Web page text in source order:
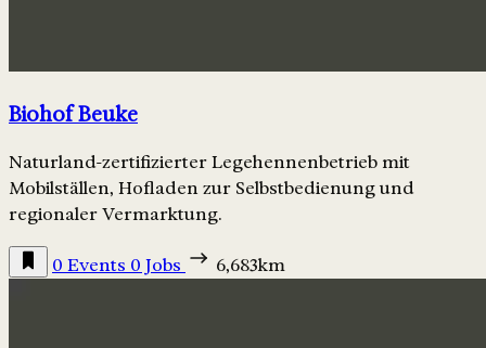
Biohof Beuke
Naturland-zertifizierter Legehennenbetrieb mit
Mobilställen, Hofladen zur Selbstbedienung und
regionaler Vermarktung.
0 Events 0 Jobs 6,683km